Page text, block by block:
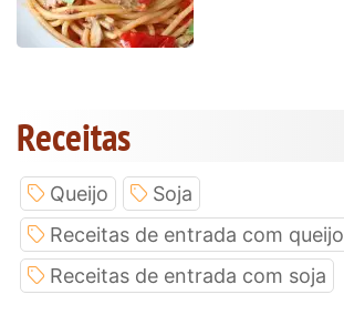
Receitas
Queijo
Soja
Receitas de entrada com queijo
Receitas de entrada com soja